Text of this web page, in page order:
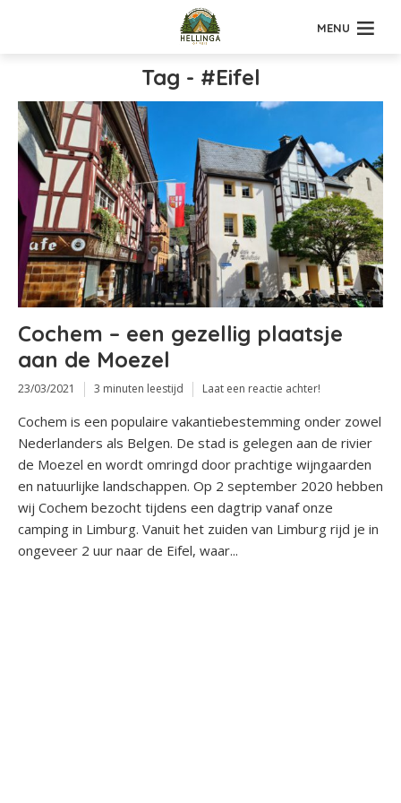
MENU
Tag - #Eifel
Cochem – een gezellig plaatsje
aan de Moezel
23/03/2021 3 minuten leestijd Laat een reactie achter!
Cochem is een populaire vakantiebestemming onder zowel
Nederlanders als Belgen. De stad is gelegen aan de rivier
de Moezel en wordt omringd door prachtige wijngaarden
en natuurlijke landschappen. Op 2 september 2020 hebben
wij Cochem bezocht tijdens een dagtrip vanaf onze
camping in Limburg. Vanuit het zuiden van Limburg rijd je in
ongeveer 2 uur naar de Eifel, waar...